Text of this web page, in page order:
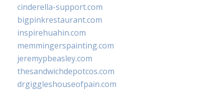
cinderella-support.com
bigpinkrestaurant.com
inspirehuahin.com
memmingerspainting.com
jeremypbeasley.com
thesandwichdepotcos.com
drgiggleshouseofpain.com